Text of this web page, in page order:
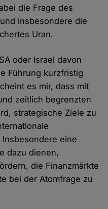
die Frage des
insbesondere die
Uran.
oder Israel davon
Führung kurzfristig
es mir, dass mit
zeitlich begrenzten
strategische Ziele zu
eine
dazu dienen,
die Finanzmärkte
bei der Atomfrage zu